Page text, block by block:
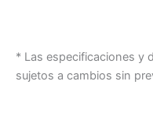
* Las especificaciones y
sujetos a cambios sin